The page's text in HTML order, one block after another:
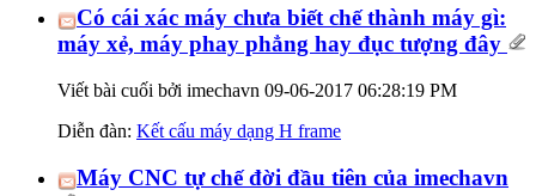
Có cái xác máy chưa biết chế thành máy gì:
máy xẻ, máy phay phẳng hay đục tượng đây
Viết bài cuối bởi imechavn 09-06-2017 06:28:19 PM
Diễn đàn: Kết cấu máy dạng H frame
Máy CNC tự chế đời đầu tiên của imechavn